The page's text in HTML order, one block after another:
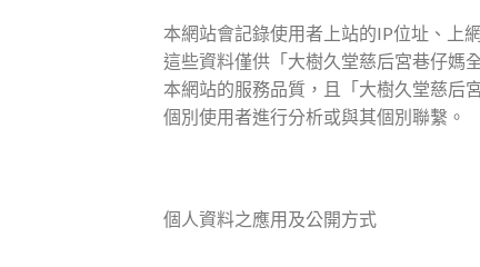
本網站會記錄使用者上站的IP位址、上
這些資料僅供「大樹久堂慈后宮巷仔媽
本網站的服務品質，且「大樹久堂慈后
個別使用者進行分析或與其個別聯繫。
個人資料之應用及公開方式